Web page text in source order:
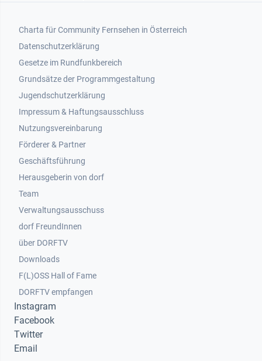
Footer 1
Charta für Community Fernsehen in Österreich
Datenschutzerklärung
Gesetze im Rundfunkbereich
Grundsätze der Programmgestaltung
Jugendschutzerklärung
Impressum & Haftungsausschluss
Nutzungsvereinbarung
Footer 2
Förderer & Partner
Geschäftsführung
Herausgeberin von dorf
Team
Verwaltungsausschuss
dorf FreundInnen
Footer 3
über DORFTV
Downloads
F(L)OSS Hall of Fame
Footer 4
DORFTV empfangen
Instagram
Facebook
Twitter
Email